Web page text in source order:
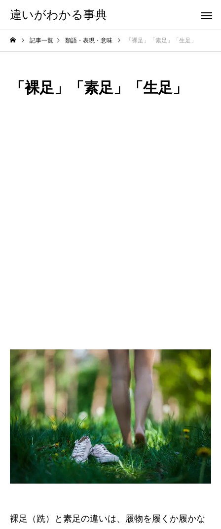
違いがわかる事典
記事一覧 類語・表現・意味 「裸足」「素足」「生足」
「裸足」「素足」「生足」
裸足（跣）と素足の違いは、履物を履くか履かな